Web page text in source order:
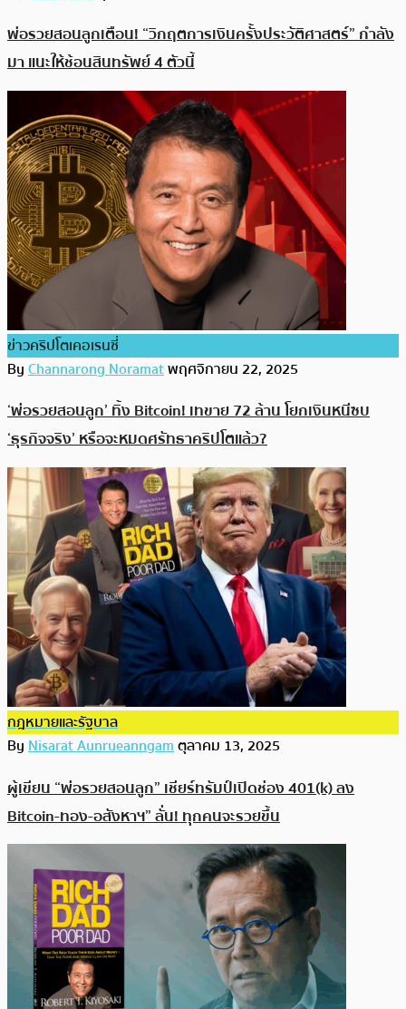
พ่อรวยสอนลูกเตือน! “วิกฤตการเงินครั้งประวัติศาสตร์” กำลัง
มา แนะให้ช้อนสินทรัพย์ 4 ตัวนี้
ข่าวคริปโตเคอเรนซี่
ByChannarong Noramatพฤศจิกายน 22, 2025
‘พ่อรวยสอนลูก’ ทิ้ง Bitcoin! เทขาย 72 ล้าน โยกเงินหนีซบ
‘ธุรกิจจริง’ หรือจะหมดศรัทธาคริปโตแล้ว?
กฎหมายและรัฐบาล
ByNisarat Aunrueanngamตุลาคม 13, 2025
ผู้เขียน “พ่อรวยสอนลูก” เชียร์ทรัมป์เปิดช่อง 401(k) ลง
Bitcoin-ทอง-อสังหาฯ” ลั่น! ทุกคนจะรวยขึ้น